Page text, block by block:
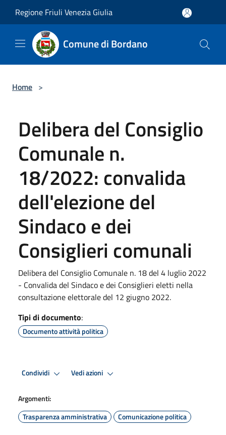
Regione Friuli Venezia Giulia
Comune di Bordano
Home >
Delibera del Consiglio
Comunale n.
18/2022: convalida
dell'elezione del
Sindaco e dei
Consiglieri comunali
Delibera del Consiglio Comunale n. 18 del 4 luglio 2022
- Convalida del Sindaco e dei Consiglieri eletti nella
consultazione elettorale del 12 giugno 2022.
Tipi di documento:
Documento attività politica
Condividi Vedi azioni
Argomenti:
Trasparenza amministrativa
Comunicazione politica